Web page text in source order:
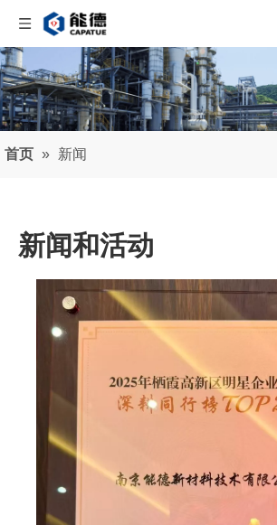
首页 » 新闻
新闻和活动